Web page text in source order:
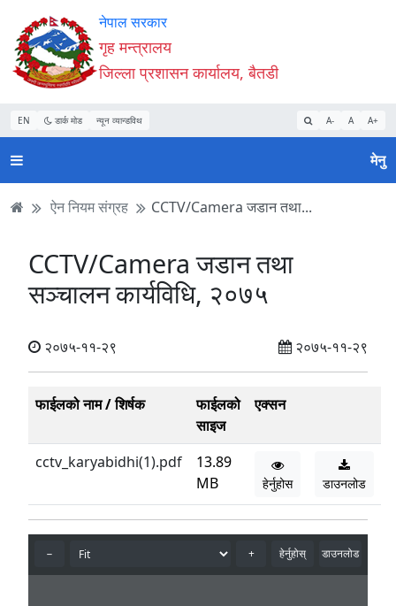
Accessibility
Mode
सुरु
गर्नुहोस्
सामाग्री
पढ्नुहाेस्
नेभिगेसन
पढ्नुहाेस्
वेबसाइट
खोजमा
जानुहोस्
नेपाल सरकार
गृह मन्त्रालय
जिल्ला प्रशासन कार्यालय, बैतडी
EN डार्क मोड न्यून व्यान्डविथ A- A A+
मेनु
ऐन नियम संग्रह CCTV/Camera जडान तथा...
CCTV/Camera जडान तथा
सञ्चालन कार्यविधि, २०७५
२०७५-११-२९ २०७५-११-२९
फाईलको नाम / शिर्षक
फाईलको
साइज
एक्सन
cctv_karyabidhi(1).pdf
13.89
MB
हेर्नुहोस डाउनलोड